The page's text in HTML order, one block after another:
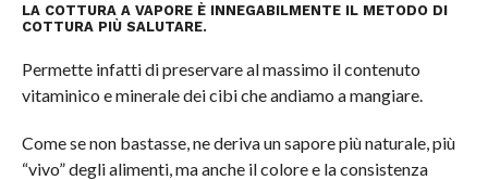
LA COTTURA A VAPORE È INNEGABILMENTE IL METODO DI
COTTURA PIÙ SALUTARE.
Permette infatti di preservare al massimo il contenuto
vitaminico e minerale dei cibi che andiamo a mangiare.
Come se non bastasse, ne deriva un sapore più naturale, più
“vivo” degli alimenti, ma anche il colore e la consistenza